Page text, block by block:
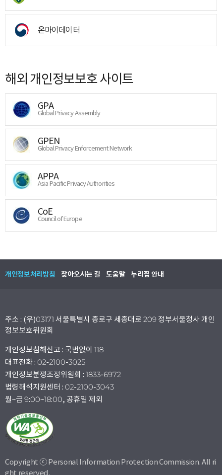
온마이데이터
해외 개인정보보호 사이트
GPA
Global Privacy Assembly
GPEN
Global Privacy Enforcement Network
APPA
Asia Pacific Privacy Authorities
CoE
Council of Europe
개인정보처리방침 찾아오시는 길 도움말 누리집 안내
주소 : (우)03171 서울특별시 종로구 세종대로 209 정부서울청사 개인
정보보호위원회
개인정보침해신고 : 국번없이 118
대표전화 : 02-2100-3025
개인정보분쟁조정위원회 : 1833-6972
법령해석지원센터 : 02-2100-3043
월~금 9:00~18:00, 공휴일 제외
Copyright ⓒ Personal Information Protection Commission. All ri
ght reserved.